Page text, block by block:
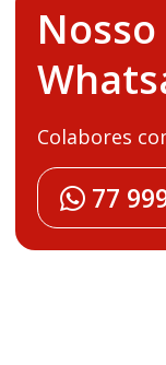
Nosso
Colabores
77